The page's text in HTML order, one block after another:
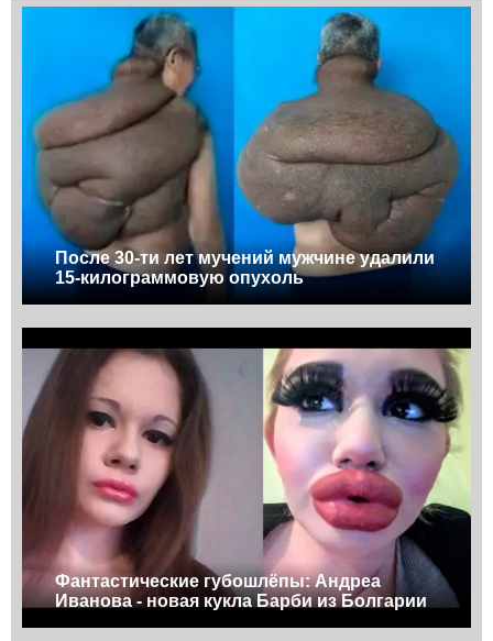
После 30-ти лет мучений мужчине удалили
15-килограммовую опухоль
Фантастические губошлёпы: Андреа
Иванова - новая кукла Барби из Болгарии